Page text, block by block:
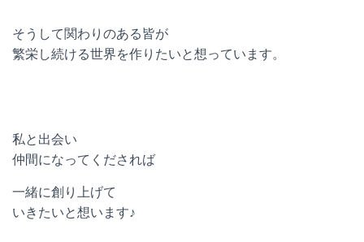
そうして関わりのある皆が
繁栄し続ける世界を作りたいと想っています。
私と出会い
仲間になってくだされば
一緒に創り上げて
いきたいと想います♪